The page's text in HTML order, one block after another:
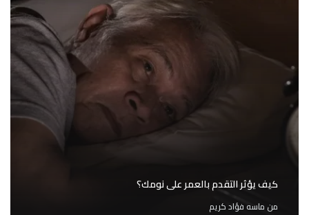
كيف يؤثر التقدم بالعمر على نومك؟
من ماسه فؤاد كريم